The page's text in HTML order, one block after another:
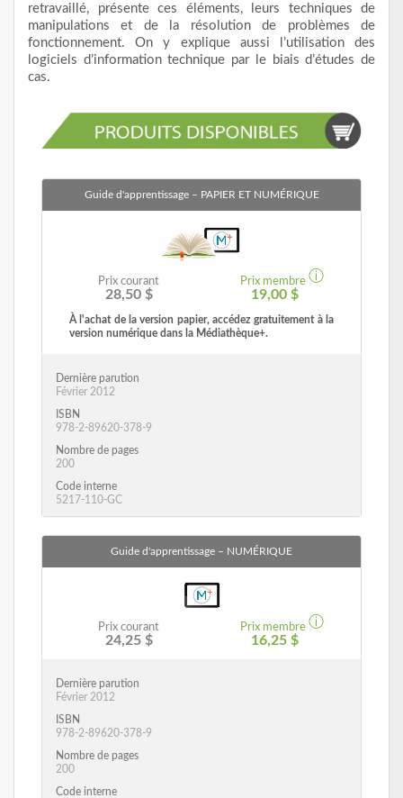
retravaillé, présente ces éléments, leurs techniques de
manipulations et de la résolution de problèmes de
fonctionnement. On y explique aussi l’utilisation des
logiciels d’information technique par le biais d’études de
cas.
Guide d'apprentissage – PAPIER ET NUMÉRIQUE
Prix courant
28,50 $
Prix membre ⓘ
19,00 $
À l'achat de la version papier, accédez gratuitement à la
version numérique dans la Médiathèque+.
Dernière parution
Février 2012
ISBN
978-2-89620-378-9
Nombre de pages
200
Code interne
5217-110-GC
Guide d'apprentissage – NUMÉRIQUE
Prix courant
24,25 $
Prix membre ⓘ
16,25 $
Dernière parution
Février 2012
ISBN
978-2-89620-378-9
Nombre de pages
200
Code interne